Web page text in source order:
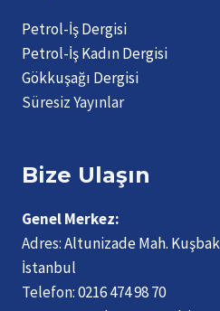
Petrol-İş Dergisi
Petrol-İş Kadın Dergisi
Gökkuşağı Dergisi
Süresiz Yayınlar
Bize Ulaşın
Genel Merkez:
Adres:Altunizade Mah.
İstanbul
Telefon:0216 474 98 70